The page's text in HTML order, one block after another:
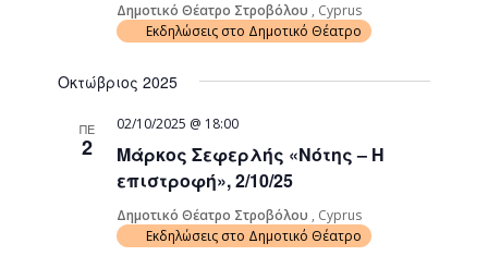
Δημοτικό Θέατρο Στροβόλου , Cyprus
Εκδηλώσεις στο Δημοτικό Θέατρο
Οκτώβριος 2025
ΠΕ
2
Μάρκος Σεφερλής «Νότης – Η
επιστροφή», 2/10/25
02/10/2025 @ 18:00
Δημοτικό Θέατρο Στροβόλου , Cyprus
Εκδηλώσεις στο Δημοτικό Θέατρο